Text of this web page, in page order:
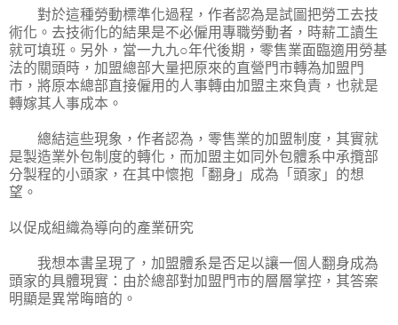
對於這種勞動標準化過程，作者認為是試圖把勞工去技
術化。去技術化的結果是不必僱用專職勞動者，時薪工讀生
就可填班。另外，當一九九○年代後期，零售業面臨適用勞基
法的關頭時，加盟總部大量把原來的直營門市轉為加盟門
市，將原本總部直接僱用的人事轉由加盟主來負責，也就是
轉嫁其人事成本。
總結這些現象，作者認為，零售業的加盟制度，其實就
是製造業外包制度的轉化，而加盟主如同外包體系中承攬部
分製程的小頭家，在其中懷抱「翻身」成為「頭家」的想
望。
以促成組織為導向的產業研究
我想本書呈現了，加盟體系是否足以讓一個人翻身成為
頭家的具體現實：由於總部對加盟門市的層層掌控，其答案
明顯是異常晦暗的。